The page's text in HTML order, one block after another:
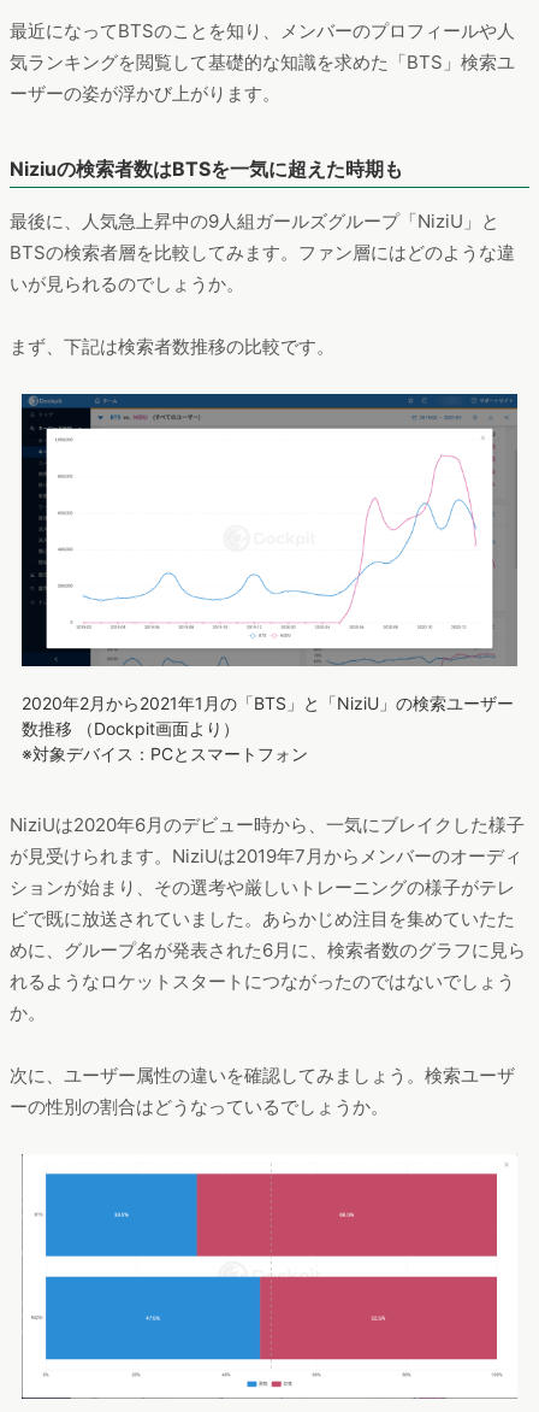
最近になってBTSのことを知り、メンバーのプロフィールや人
気ランキングを閲覧して基礎的な知識を求めた「BTS」検索ユ
ーザーの姿が浮かび上がります。
Niziuの検索者数はBTSを一気に超えた時期も
最後に、人気急上昇中の9人組ガールズグループ「NiziU」と
BTSの検索者層を比較してみます。ファン層にはどのような違
いが見られるのでしょうか。
まず、下記は検索者数推移の比較です。
2020年2月から2021年1月の「BTS」と「NiziU」の検索ユーザー
数推移 （Dockpit画面より）
※対象デバイス：PCとスマートフォン
NiziUは2020年6月のデビュー時から、一気にブレイクした様子
が見受けられます。NiziUは2019年7月からメンバーのオーディ
ションが始まり、その選考や厳しいトレーニングの様子がテレ
ビで既に放送されていました。あらかじめ注目を集めていたた
めに、グループ名が発表された6月に、検索者数のグラフに見ら
れるようなロケットスタートにつながったのではないでしょう
か。
次に、ユーザー属性の違いを確認してみましょう。検索ユーザ
ーの性別の割合はどうなっているでしょうか。